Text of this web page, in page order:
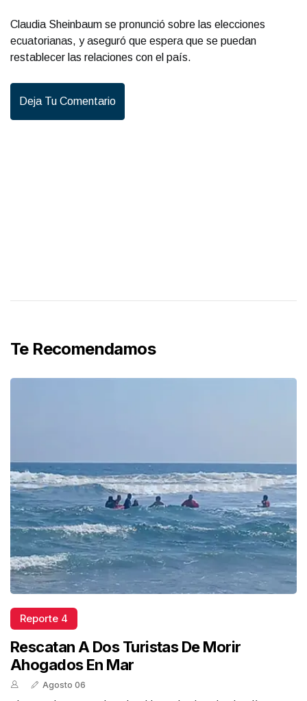
Claudia Sheinbaum se pronunció sobre las elecciones
ecuatorianas, y aseguró que espera que se puedan
restablecer las relaciones con el país.
Deja Tu Comentario
Te Recomendamos
Reporte 4
Rescatan A Dos Turistas De Morir
Ahogados En Mar
Agosto 06